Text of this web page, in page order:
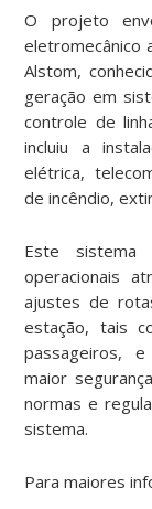
O projeto
eletromecânico
Alstom,
geração em
controle de
incluiu a
elétrica,
de incêndio,
Este sistema
operacionais
ajustes de
estação, tais
passageiros,
maior
normas e
sistema.
Para maiores